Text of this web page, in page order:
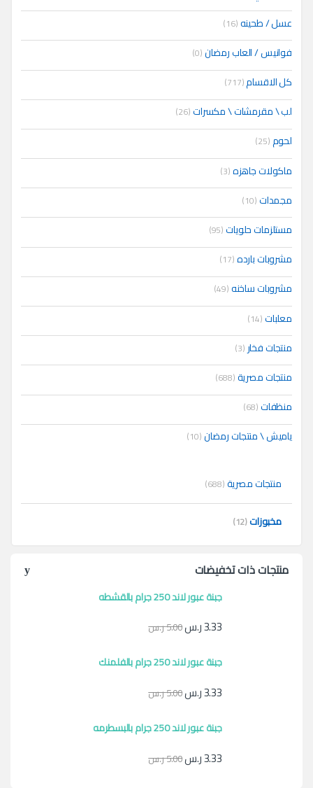
عسل / طحينه(16)
فوانيس / العاب رمضان(0)
كل الاقسام(717)
لب \ مقرمشات \ مكسرات(26)
لحوم(25)
ماكولات جاهزه(3)
مجمدات(10)
مستلزمات حلويات(95)
مشروبات بارده(17)
مشروبات ساخنه(49)
معلبات(14)
منتجات فخار (3)
منتجات مصرية(688)
منظفات(68)
ياميش \ منتجات رمضان(10)
منتجات مصرية(688)
مخبوزات(12)
منتجات ذات تخفيضات
جبنة عبور لاند 250 جرام بالقشطه
3.33ر.س5.00ر.س
جبنة عبور لاند 250 جرام بالفلمنك
3.33ر.س5.00ر.س
جبنة عبور لاند 250 جرام بالبسطرمه
3.33ر.س5.00ر.س